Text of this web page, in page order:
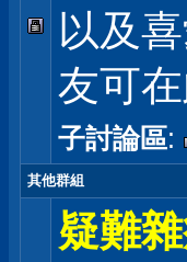
以及
友可
子討論區:
其他群組
疑難